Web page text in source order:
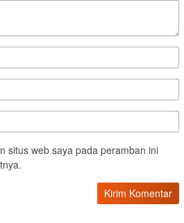
situs web saya pada peramban ini